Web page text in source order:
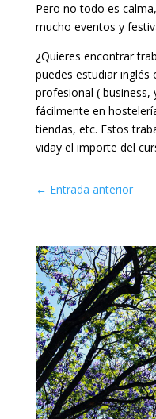
Pero no todo es
mucho eventos y
¿Quieres encontrar
puedes estudiar inglés
profesional (
fácilmente en
tiendas, etc. Estos
viday el importe del
← Entrada anterior